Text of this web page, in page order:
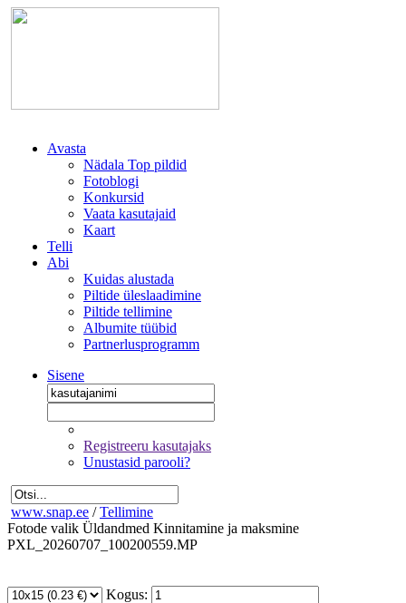
Avasta
Nädala Top pildid
Fotoblogi
Konkursid
Vaata kasutajaid
Kaart
Telli
Abi
Kuidas alustada
Piltide üleslaadimine
Piltide tellimine
Albumite tüübid
Partnerlusprogramm
Sisene
Registreeru kasutajaks
Unustasid parooli?
www.snap.ee / Tellimine
Fotode valik Üldandmed Kinnitamine ja maksmine
PXL_20260707_100200559.MP
Kogus: